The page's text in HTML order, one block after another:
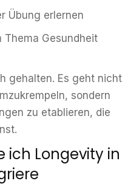
Übung erlernen
Thema Gesundheit
gehalten. Es geht nicht
sondern
zu etablieren, die
ich Longevity in